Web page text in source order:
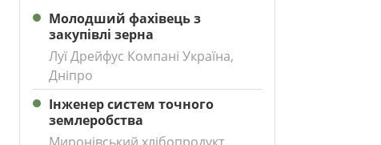
Молодший фахівець з
закупівлі зерна
Луї Дрейфус Компані Україна,
Дніпро
Інженер систем точного
землеробства